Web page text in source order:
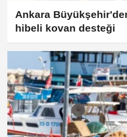
Ankara
hibeli kovan desteği